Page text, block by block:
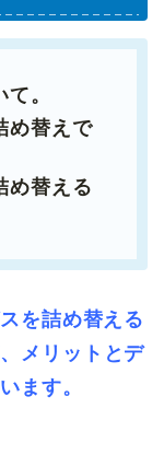
。
め替えで
め替える
を詰め替える
メリットとデ
ます。